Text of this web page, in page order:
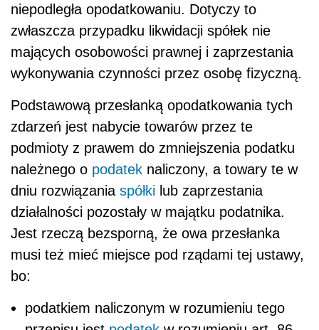
niepodległa opodatkowaniu. Dotyczy to
zwłaszcza przypadku likwidacji spółek nie
mających osobowości prawnej i zaprzestania
wykonywania czynności przez osobę fizyczną.
Podstawową przesłanką opodatkowania tych
zdarzeń jest nabycie towarów przez te
podmioty z prawem do zmniejszenia podatku
należnego o podatek naliczony, a towary te w
dniu rozwiązania spółki lub zaprzestania
działalności pozostały w majątku podatnika.
Jest rzeczą bezsporną, że owa przesłanka
musi też mieć miejsce pod rządami tej ustawy,
bo:
podatkiem naliczonym w rozumieniu tego